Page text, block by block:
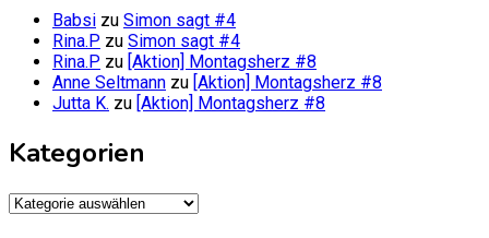
Babsi zu Simon sagt #4
Rina.P zu Simon sagt #4
Rina.P zu [Aktion] Montagsherz #8
Anne Seltmann zu [Aktion] Montagsherz #8
Jutta K. zu [Aktion] Montagsherz #8
Kategorien
Kategorien